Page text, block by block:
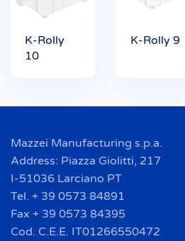
K-Rolly
10
K-Rolly 9
Mazzei Manufacturing s.p.a.
Address: Piazza Giolitti, 217
I-51036 Larciano PT
Tel. + 39 0573 84891
Fax + 39 0573 84395
Cod. C.E.E. IT01266550472